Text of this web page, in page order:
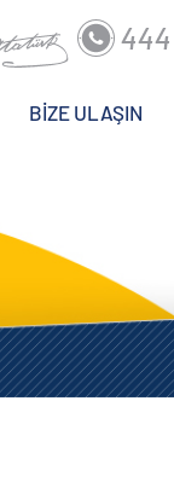
BİZE ULAŞIN